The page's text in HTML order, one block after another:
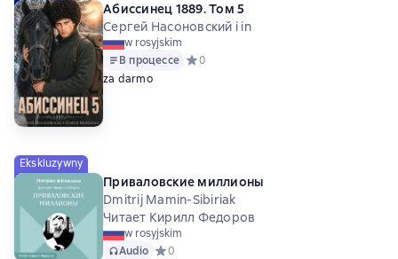
Абиссинец 1889. Том 5
Сергей Насоновский i in
w rosyjskim
В процессе Средний рейтинг 0 на основе 0 оценок
0
za darmo
Ekskluzywny
Приваловские миллионы
Dmitrij Mamin-Sibiriak
Читает Кирилл Федоров
w rosyjskim
Audio Средний рейтинг 0 на основе 0 оценок
0